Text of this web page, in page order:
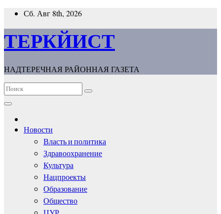
Перейти
содержимому
Сб. Авг 8th, 2026
ТЕРКЙИСТ
НАДТЕРЕЧНАЯ РАЙОННАЯ ГАЗЕТА
Новости
Власть и политика
Здравоохранение
Культура
Нацпроекты
Образование
Общество